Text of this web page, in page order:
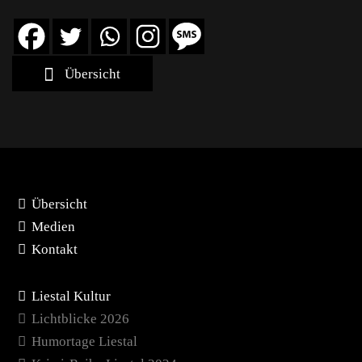
Übersicht
Übersicht
Medien
Kontakt
Liestal Kultur
Lichtblicke 2026
Humortage Liestal